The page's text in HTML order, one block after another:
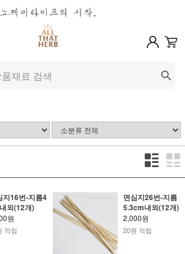
지16번-지름4
외(12개)
원
적립
면심지26번-지름
5.3cm내외(12개)
2,000원
20원 적립